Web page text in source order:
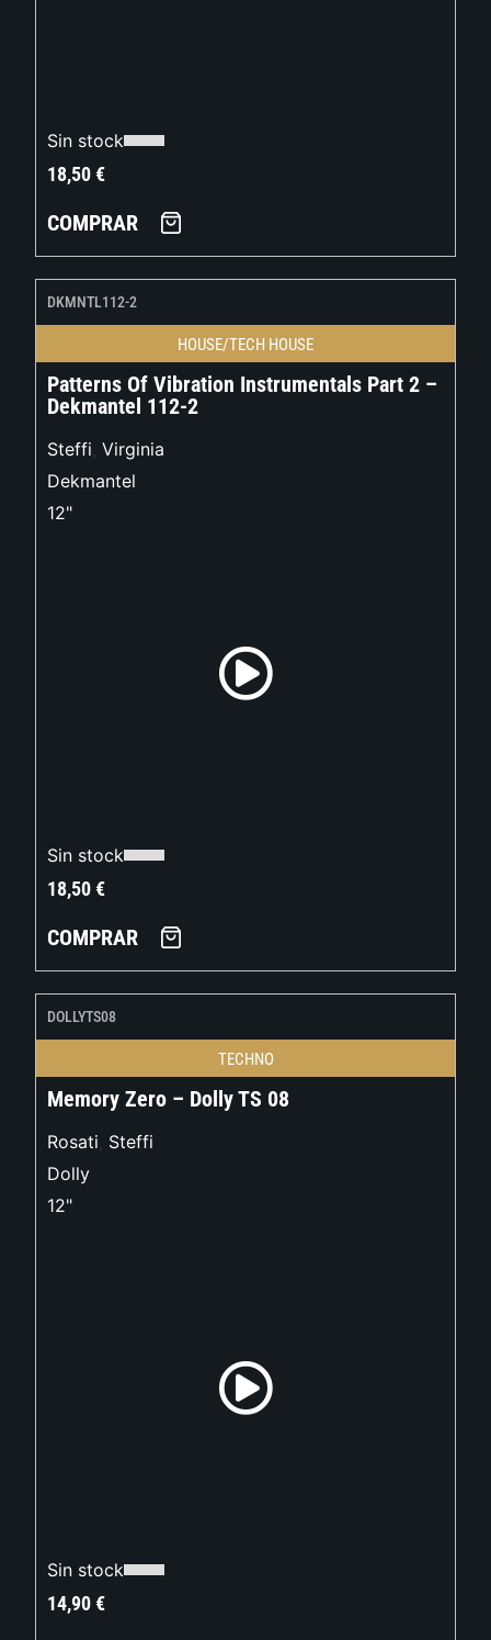
Sin stock
18,50€
COMPRAR
DKMNTL112-2
HOUSE/TECH HOUSE
Patterns Of Vibration Instrumentals Part 2 –
Dekmantel 112-2
Steffi, Virginia
Dekmantel
12"
Sin stock
18,50€
COMPRAR
DOLLYTS08
TECHNO
Memory Zero – Dolly TS 08
Rosati, Steffi
Dolly
12"
Sin stock
14,90€